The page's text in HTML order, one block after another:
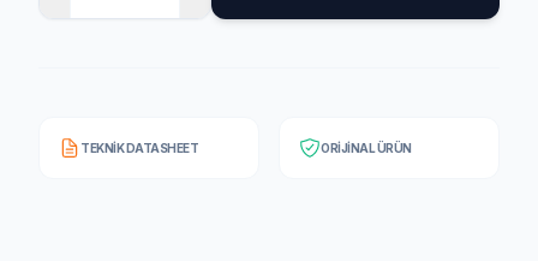
TEKNIK DATASHEET ORIJINAL ÜRÜN